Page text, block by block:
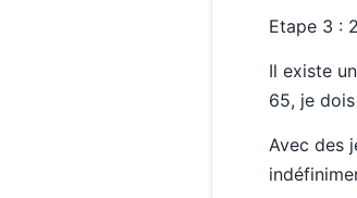
Etape 3 :
Il existe
65, je
Avec des